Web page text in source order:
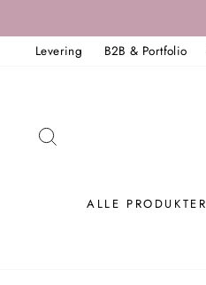
til
indholdetLevering
B2B & Portfolio
ALLE PRODUKTER